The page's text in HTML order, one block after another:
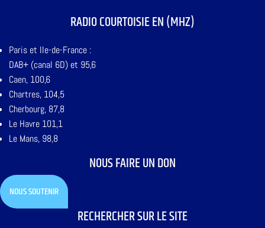
RADIO COURTOISIE EN (MHZ)
Paris et Ile-de-France :
DAB+ (canal 6D) et 95,6
Caen, 100,6
Chartres, 104,5
Cherbourg, 87,8
Le Havre 101,1
Le Mans, 98,8
NOUS FAIRE UN DON
NOUS SOUTENIR
RECHERCHER SUR LE SITE